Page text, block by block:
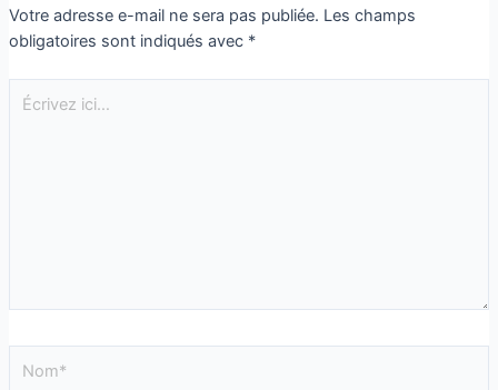
Votre adresse e-mail ne sera pas publiée. Les champs
obligatoires sont indiqués avec *